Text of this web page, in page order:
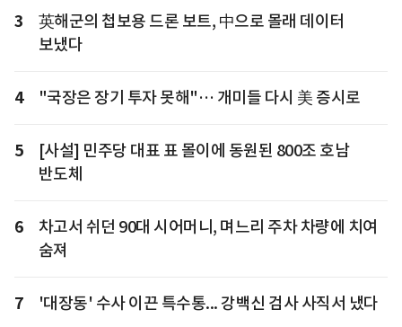
3
英해군의 첩보용 드론 보트, 中으로 몰래 데이터
보냈다
4 "국장은 장기 투자 못해"… 개미들 다시 美 증시로
5
[사설] 민주당 대표 표 몰이에 동원된 800조 호남
반도체
6
차고서 쉬던 90대 시어머니, 며느리 주차 차량에 치여
숨져
7 '대장동' 수사 이끈 특수통... 강백신 검사 사직서 냈다